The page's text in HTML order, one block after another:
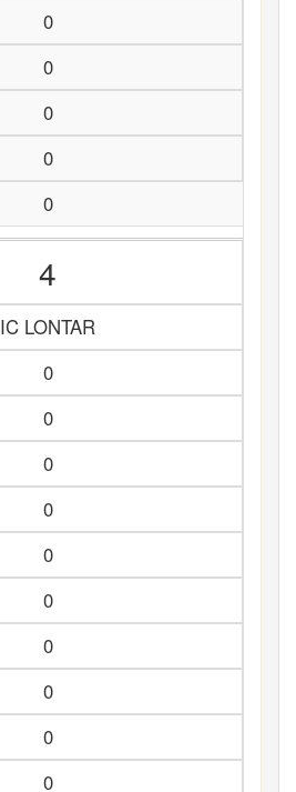
0
0
0
0
0
4
IC LONTAR
0
0
0
0
0
0
0
0
0
0